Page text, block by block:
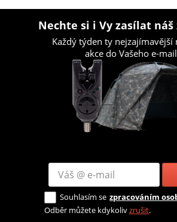
Nechte si i Vy zasílat náš
Každý týden ty nejzajímavější
akce do Vašeho e-
Souhlasím se zpracováním
Odběr můžete kdykolivzrušit.